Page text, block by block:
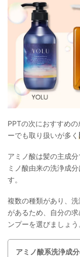
PPTの次におすすめ
ーでも取り扱いが多く
アミノ酸は髪の主成
ミノ酸由来の洗浄成
す。
複数の種類があり、
があるため、自分の
ンプーを選びましょう
アミノ酸系洗浄成